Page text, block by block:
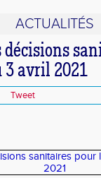
ACTUALITÉS
3 avril 2021
Tweet